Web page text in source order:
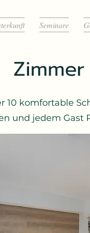
Seminare
10 komfortable
und jedem Gast